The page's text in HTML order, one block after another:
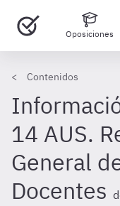
Oposiciones
Contenidos
14 AUS.
General
Docentes